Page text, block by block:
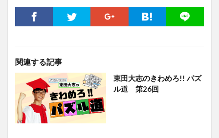
関連する記事
東田大志のきわめろ!! パズ
ル道 第26回